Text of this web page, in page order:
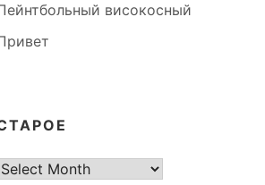
високосный